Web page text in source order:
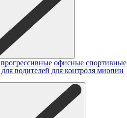
прогрессивные офисные спортивные
для водителей для контроля миопии